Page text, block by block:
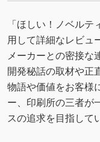
「ほしい！ノベル
用して詳細なレビュ
メーカーとの密接な
開発秘話の取材や正
物語や価値をお客様
ー、印刷所の三者が
スの追求を目指して